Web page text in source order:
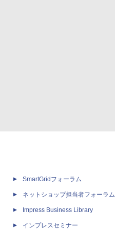
SmartGridフォーラム
ネットショップ担当者フォーラム
Impress Business Library
インプレスセミナー